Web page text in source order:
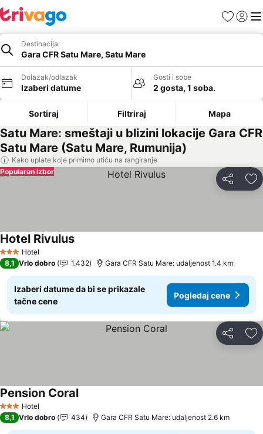
FavoritiPrijavi
Destinacija
Gara CFR Satu Mare, Satu Mare
Dolazak/odlazak
Izaberi datume
Gosti i sobe
2 gosta, 1 soba.
Sortiraj Filtriraj Mapa
Satu Mare: smeštaji u blizini lokacije Gara CFR
Satu Mare (Satu Mare, Rumunija)
Kako uplate koje primimo utiču na rangiranje
Deli
Popularan izbor
3 Zvezdice
Hotel
Hotel RivulusPogledaj cene
8,1 Vrlo dobro 1.432 Gara CFR Satu Mare: udaljenost 1.4 km
Izaberi datume da bi se prikazale
tačne cene
Pogledaj cene
Deli
3 Zvezdice
Hotel
Pension CoralPogledaj cene
8,1 Vrlo dobro 434 Gara CFR Satu Mare: udaljenost 2.6 km